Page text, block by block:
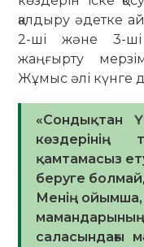
қалдыру әдетке
2-ші және 3-
жаңғырту
Жұмыс әлі күнге
«Сондықтан
қамтамасыз
беруге
Менің ойымша,
саласындағы